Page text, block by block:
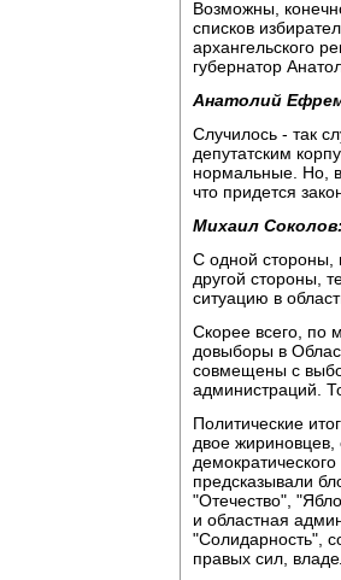
Возможны,
списков
архангельского
губернатор
Анатолий
Случилось - так
депутатским
нормальные. Но,
что придется
Михаил
С одной стороны,
другой стороны,
ситуацию в
Скорее всего, по
довыборы в
совмещены с
администраций.
Политические
двое
предсказывали
"Отечество",
и областная
"Солидарность",
правых сил,